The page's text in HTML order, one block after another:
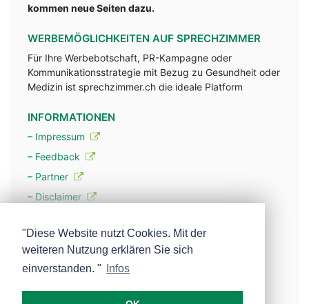
kommen neue Seiten dazu.
WERBEMÖGLICHKEITEN AUF SPRECHZIMMER
Für Ihre Werbebotschaft, PR-Kampagne oder
Kommunikationsstrategie mit Bezug zu Gesundheit oder
Medizin ist sprechzimmer.ch die ideale Platform
INFORMATIONEN
– Impressum
– Feedback
– Partner
– Disclaimer
– Werbung
– Mehr über unsere Experten
"Diese Website nutzt Cookies. Mit der
weiteren Nutzung erklären Sie sich
einverstanden. "
Infos